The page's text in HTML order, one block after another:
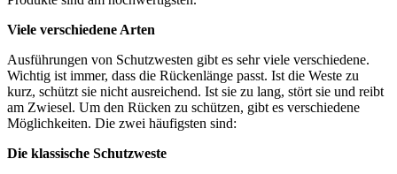
Viele verschiedene Arten
Ausführungen von Schutzwesten gibt es sehr viele verschiedene.
Wichtig ist immer, dass die Rückenlänge passt. Ist die Weste zu
kurz, schützt sie nicht ausreichend. Ist sie zu lang, stört sie und reibt
am Zwiesel. Um den Rücken zu schützen, gibt es verschiedene
Möglichkeiten. Die zwei häufigsten sind:
Die klassische Schutzweste